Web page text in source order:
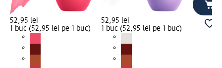
52,95 lei
1 buc (52,95 lei pe 1 buc)
52,95 lei
1 buc (52,95 lei pe 1 buc)